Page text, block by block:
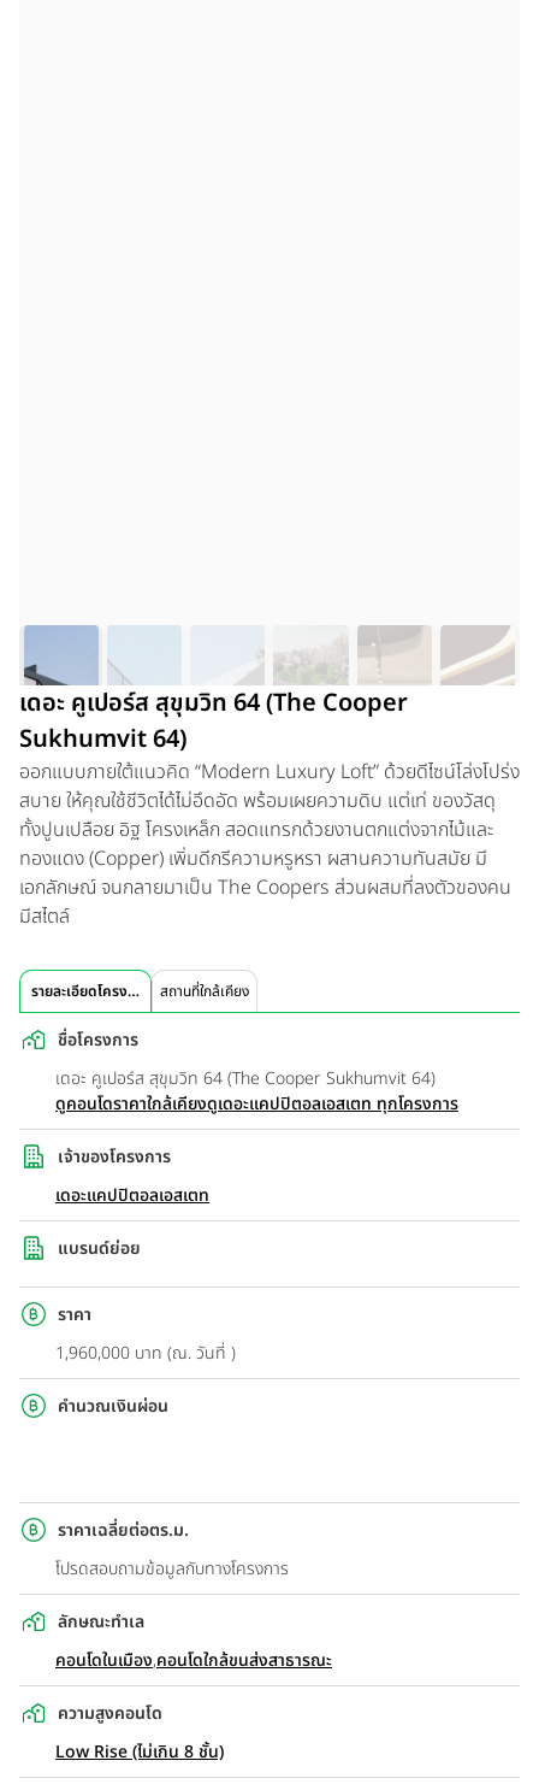
เดอะ คูเปอร์ส สุขุมวิท 64 (The Cooper
Sukhumvit 64)
ออกแบบภายใต้แนวคิด “Modern Luxury Loft” ด้วยดีไซน์โล่งโปร่ง
สบาย ให้คุณใช้ชีวิตได้ไม่อึดอัด พร้อมเผยความดิบ แต่เท่ ของวัสดุ
ทั้งปูนเปลือย อิฐ โครงเหล็ก สอดแทรกด้วยงานตกแต่งจากไม้และ
ทองแดง (Copper) เพิ่มดีกรีความหรูหรา ผสานความทันสมัย มี
เอกลักษณ์ จนกลายมาเป็น The Coopers ส่วนผสมที่ลงตัวของคน
มีสไตล์
รายละเอียดโครงการ สถานที่ใกล้เคียง
ชื่อโครงการ
เดอะ คูเปอร์ส สุขุมวิท 64 (The Cooper Sukhumvit 64)
ดูคอนโดราคาใกล้เคียงดูเดอะแคปปิตอลเอสเตท ทุกโครงการ
เจ้าของโครงการ
เดอะแคปปิตอลเอสเตท
แบรนด์ย่อย
ราคา
1,960,000 บาท (ณ. วันที่ )
คำนวณเงินผ่อน
ราคาเฉลี่ยต่อตร.ม.
โปรดสอบถามข้อมูลกับทางโครงการ
ลักษณะทำเล
คอนโดในเมือง,คอนโดใกล้ขนส่งสาธารณะ
ความสูงคอนโด
Low Rise (ไม่เกิน 8 ชั้น)